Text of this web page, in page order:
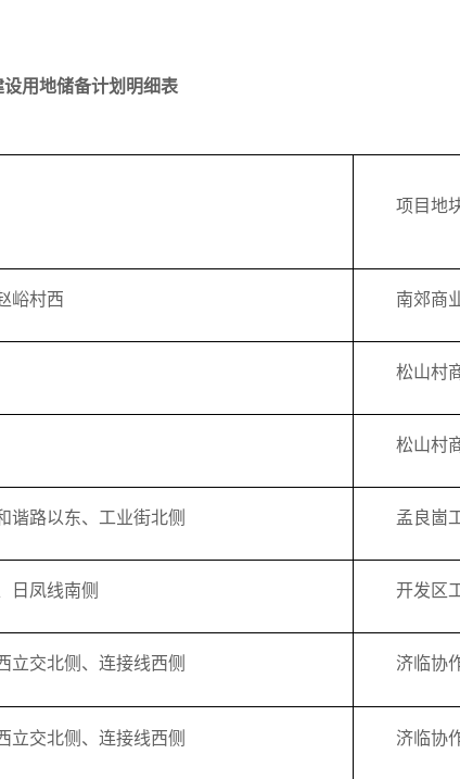
设用地储备计划明细表
项目地
峪村西 南郊商
松山村
松山村
谐路以东、工业街北侧 孟良崮
日凤线南侧 开发区
立交北侧、连接线西侧 济临协
立交北侧、连接线西侧 济临协